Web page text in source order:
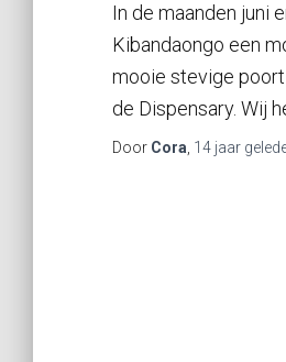
In de maanden juni
Kibandaongo een
mooie stevige
de Dispensary. Wij
Door Cora 14 jaar